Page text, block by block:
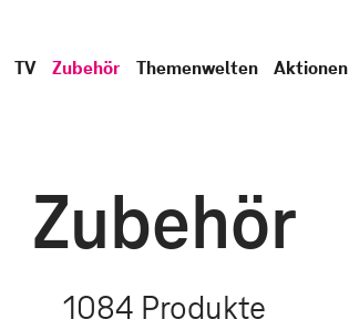
TV Zubehör Themenwelten Aktionen
Zubehör
1084 Produkte